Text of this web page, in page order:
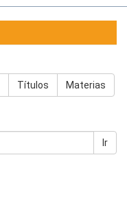
Títulos Materias
Ir